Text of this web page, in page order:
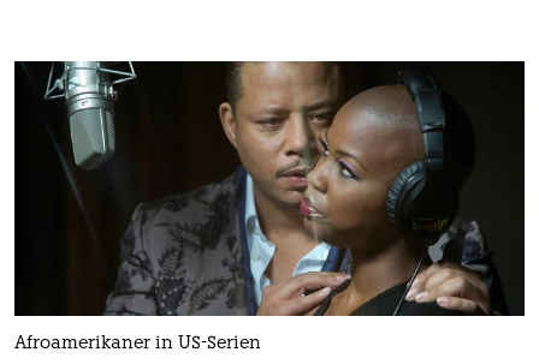
Afroamerikaner in US-Serien